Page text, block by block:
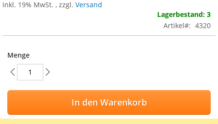
Inkl. 19% MwSt. , zzgl. Versand
Lagerbestand: 3
Artikel
4320
Menge
In den Warenkorb